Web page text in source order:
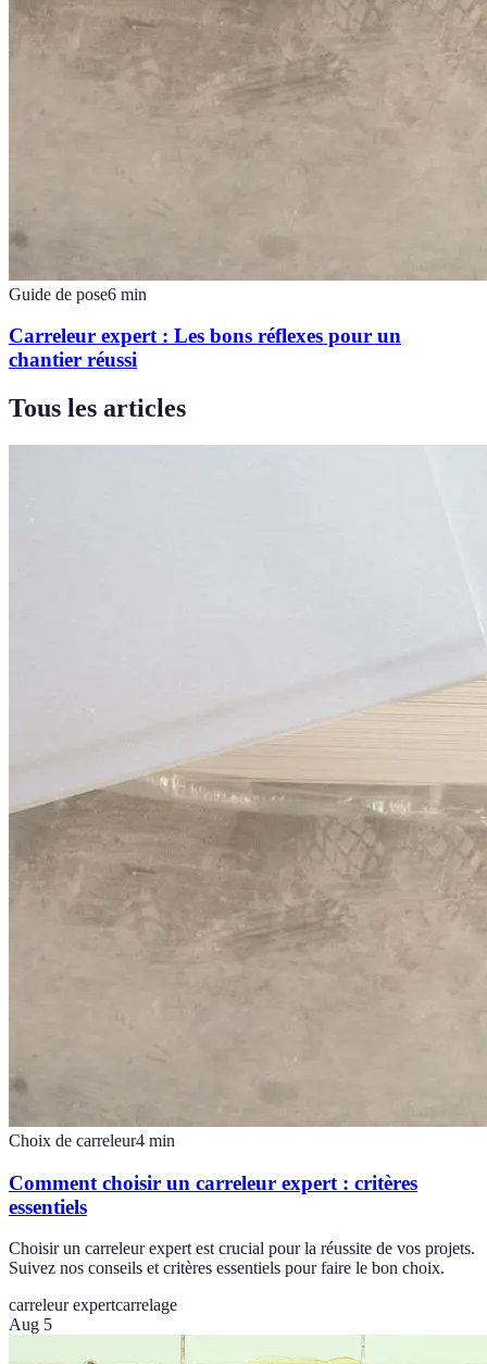
Guide de pose6 min
Carreleur expert : Les bons réflexes pour un
chantier réussi
Tous les articles
Choix de carreleur4 min
Comment choisir un carreleur expert : critères
essentiels
Choisir un carreleur expert est crucial pour la réussite de vos projets.
Suivez nos conseils et critères essentiels pour faire le bon choix.
carreleur expertcarrelage
Aug 5